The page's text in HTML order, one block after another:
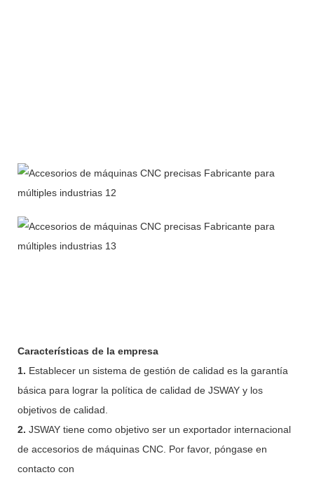
Características de la empresa
1. Establecer un sistema de gestión de calidad es la garantía
básica para lograr la política de calidad de JSWAY y los
objetivos de calidad.
2. JSWAY tiene como objetivo ser un exportador internacional
de accesorios de máquinas CNC. Por favor, póngase en
contacto con